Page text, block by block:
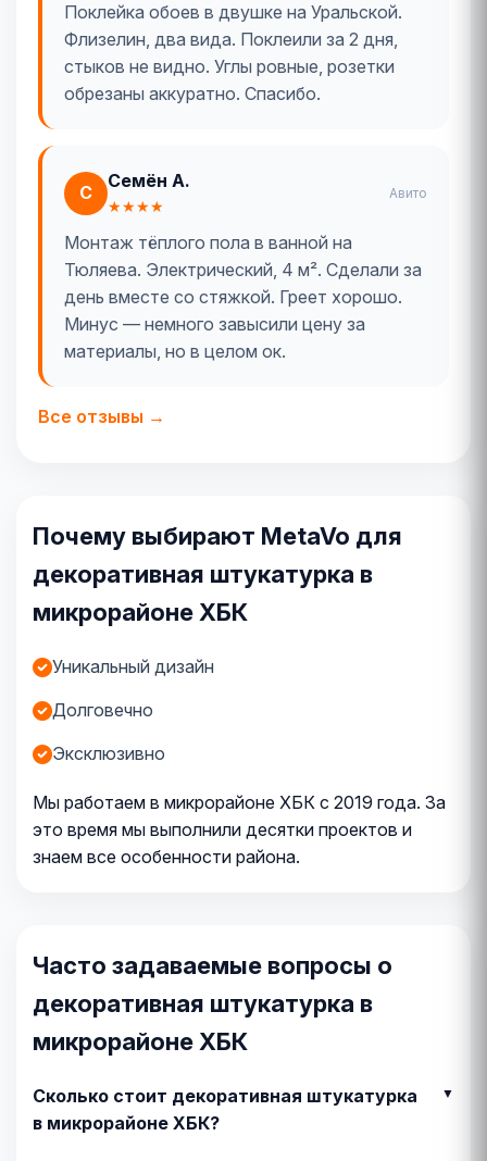
Поклейка обоев в двушке на Уральской.
Флизелин, два вида. Поклеили за 2 дня,
стыков не видно. Углы ровные, розетки
обрезаны аккуратно. Спасибо.
С
Семён А.
★★★★
Авито
Монтаж тёплого пола в ванной на
Тюляева. Электрический, 4 м². Сделали за
день вместе со стяжкой. Греет хорошо.
Минус — немного завысили цену за
материалы, но в целом ок.
Все отзывы →
Почему выбирают MetaVo для
декоративная штукатурка в
микрорайоне ХБК
Уникальный дизайн
Долговечно
Эксклюзивно
Мы работаем в микрорайоне ХБК с 2019 года. За
это время мы выполнили десятки проектов и
знаем все особенности района.
Часто задаваемые вопросы о
декоративная штукатурка в
микрорайоне ХБК
Сколько стоит декоративная штукатурка
в микрорайоне ХБК?